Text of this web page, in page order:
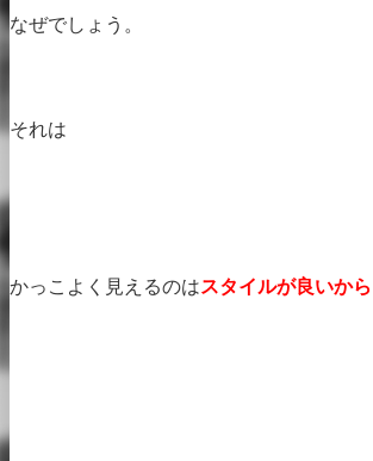
なぜでしょう。
それは
かっこよく見えるのはスタイルが良いから